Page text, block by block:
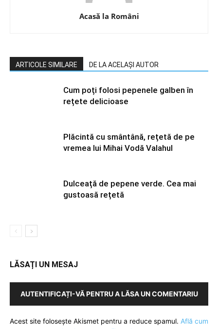
Acasă la Români
ARTICOLE SIMILARE DE LA ACELAȘI AUTOR
Cum poți folosi pepenele galben în
rețete delicioase
Plăcintă cu smântână, rețetă de pe
vremea lui Mihai Vodă Valahul
Dulceață de pepene verde. Cea mai
gustoasă rețetă
LĂSAȚI UN MESAJ
AUTENTIFICAȚI-VĂ PENTRU A LĂSA UN COMENTARIU
Acest site folosește Akismet pentru a reduce spamul. Află cum